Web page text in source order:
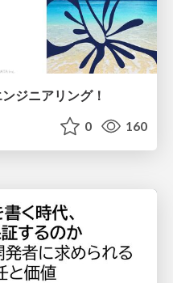
ジニアリング！
0 160